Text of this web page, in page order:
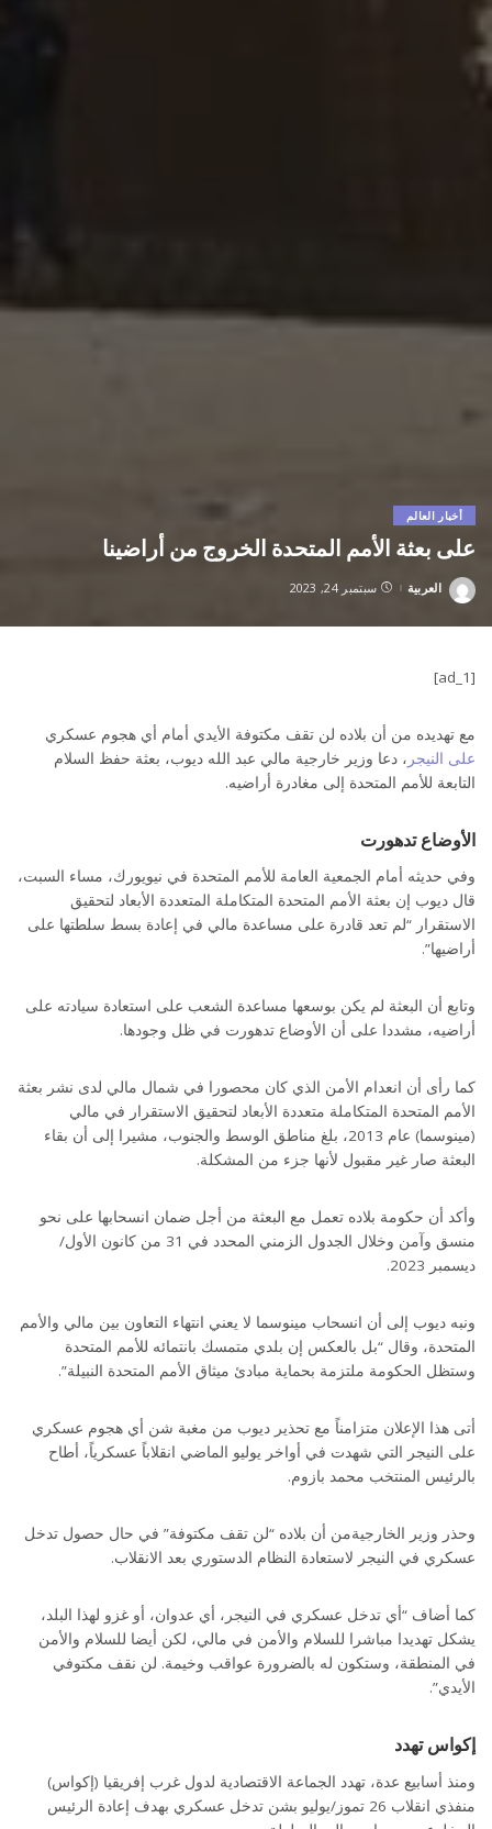
أخبار العالم
على بعثة الأمم المتحدة الخروج من أراضينا
Posted
العربية سبتمبر 24, 2023
[ad_1]
مع تهديده من أن بلاده لن تقف مكتوفة الأيدي أمام أي هجوم عسكري
على النيجر ، دعا وزير خارجية مالي عبد الله ديوب، بعثة حفظ السلام
التابعة للأمم المتحدة إلى مغادرة أراضيه.
الأوضاع تدهورت
وفي حديثه أمام الجمعية العامة للأمم المتحدة في نيويورك، مساء السبت،
قال ديوب إن بعثة الأمم المتحدة المتكاملة المتعددة الأبعاد لتحقيق
الاستقرار “لم تعد قادرة على مساعدة مالي في إعادة بسط سلطتها على
أراضيها”.
وتابع أن البعثة لم يكن بوسعها مساعدة الشعب على استعادة سيادته على
أراضيه، مشددا على أن الأوضاع تدهورت في ظل وجودها.
كما رأى أن انعدام الأمن الذي كان محصورا في شمال مالي لدى نشر بعثة
الأمم المتحدة المتكاملة متعددة الأبعاد لتحقيق الاستقرار في مالي
(مينوسما) عام 2013، بلغ مناطق الوسط والجنوب، مشيرا إلى أن بقاء
البعثة صار غير مقبول لأنها جزء من المشكلة.
وأكد أن حكومة بلاده تعمل مع البعثة من أجل ضمان انسحابها على نحو
منسق وآمن وخلال الجدول الزمني المحدد في 31 من كانون الأول/
ديسمبر 2023.
ونبه ديوب إلى أن انسحاب مينوسما لا يعني انتهاء التعاون بين مالي والأمم
المتحدة، وقال “بل بالعكس إن بلدي متمسك بانتمائه للأمم المتحدة
وستظل الحكومة ملتزمة بحماية مبادئ ميثاق الأمم المتحدة النبيلة”.
أتى هذا الإعلان متزامناً مع تحذير ديوب من مغبة شن أي هجوم عسكري
على النيجر التي شهدت في أواخر يوليو الماضي انقلاباً عسكرياً، أطاح
بالرئيس المنتخب محمد بازوم.
وحذر وزير الخارجيةمن أن بلاده “لن تقف مكتوفة” في حال حصول تدخل
عسكري في النيجر لاستعادة النظام الدستوري بعد الانقلاب.
كما أضاف “أي تدخل عسكري في النيجر، أي عدوان، أو غزو لهذا البلد،
يشكل تهديدا مباشرا للسلام والأمن في مالي، لكن أيضا للسلام والأمن
في المنطقة، وستكون له بالضرورة عواقب وخيمة. لن نقف مكتوفي
الأيدي”.
إكواس تهدد
ومنذ أسابيع عدة، تهدد الجماعة الاقتصادية لدول غرب إفريقيا (إكواس)
منفذي انقلاب 26 تموز/يوليو بشن تدخل عسكري بهدف إعادة الرئيس